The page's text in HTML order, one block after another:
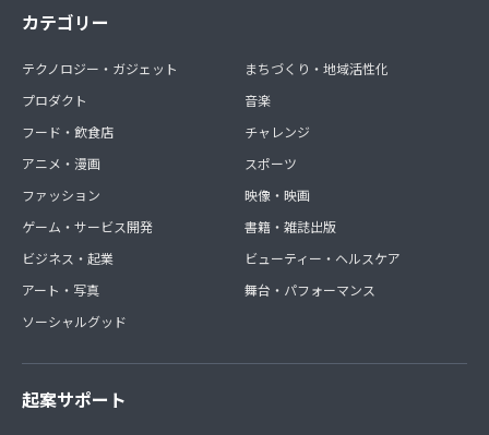
カテゴリー
テクノロジー・ガジェット
プロダクト
フード・飲食店
アニメ・漫画
ファッション
ゲーム・サービス開発
ビジネス・起業
アート・写真
ソーシャルグッド
まちづくり・地域活性化
音楽
チャレンジ
スポーツ
映像・映画
書籍・雑誌出版
ビューティー・ヘルスケア
舞台・パフォーマンス
起案サポート